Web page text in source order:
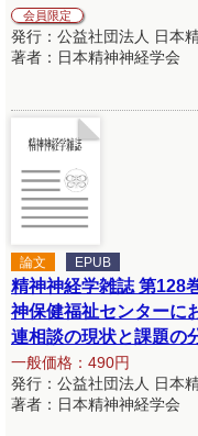
会員限定
発行：公益社団法人 日本
著者：日本精神神経学会
論文 EPUB
精神神経学雑誌 第
神保健福祉センターに
連相談の現状と課題の
一般価格：490円
発行：公益社団法人 日本
著者：日本精神神経学会